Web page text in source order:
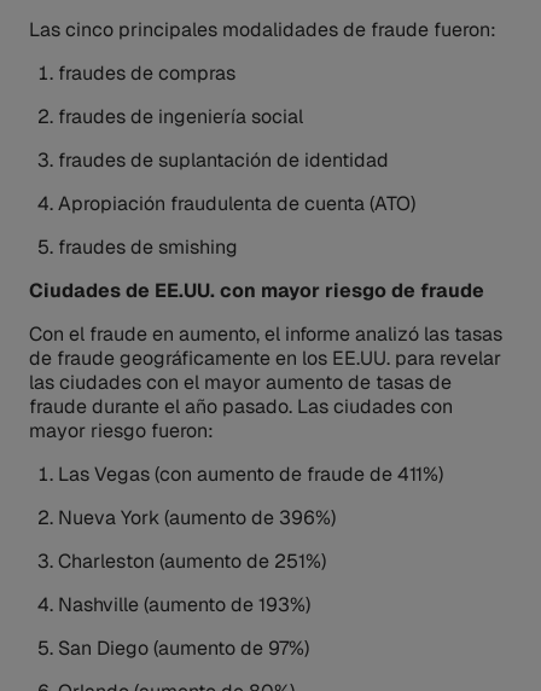
Las cinco principales modalidades de fraude fueron:
fraudes de compras
fraudes de ingeniería social
fraudes de suplantación de identidad
Apropiación fraudulenta de cuenta (ATO)
fraudes de smishing
Ciudades de EE.UU. con mayor riesgo de fraude
Con el fraude en aumento, el informe analizó las tasas
de fraude geográficamente en los EE.UU. para revelar
las ciudades con el mayor aumento de tasas de
fraude durante el año pasado. Las ciudades con
mayor riesgo fueron:
Las Vegas (con aumento de fraude de 411%)
Nueva York (aumento de 396%)
Charleston (aumento de 251%)
Nashville (aumento de 193%)
San Diego (aumento de 97%)